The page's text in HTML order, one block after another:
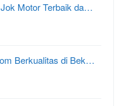
Motor Terbaik da…
Berkualitas di Bek…